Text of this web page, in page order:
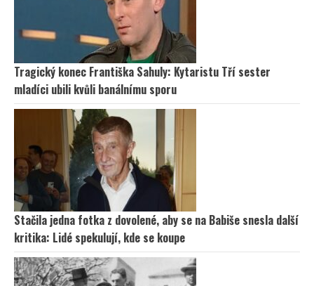
Tragický konec Františka Sahuly: Kytaristu Tří sester
mladíci ubili kvůli banálnímu sporu
Stačila jedna fotka z dovolené, aby se na Babiše snesla další
kritika: Lidé spekulují, kde se koupe